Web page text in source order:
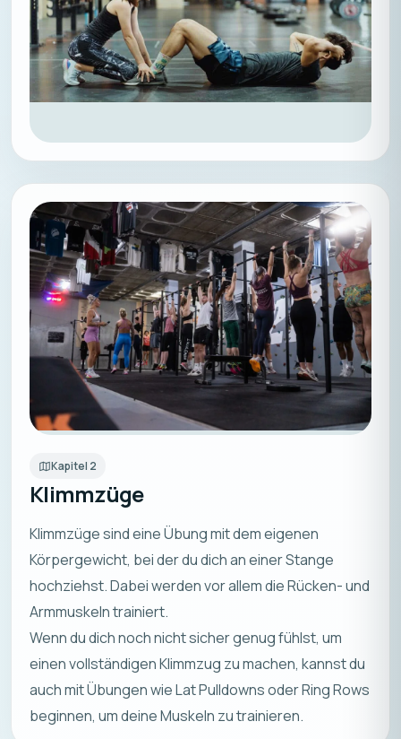
Kapitel 2
Klimmzüge
Klimmzüge sind eine Übung mit dem eigenen
Körpergewicht, bei der du dich an einer Stange
hochziehst. Dabei werden vor allem die Rücken- und
Armmuskeln trainiert.
Wenn du dich noch nicht sicher genug fühlst, um
einen vollständigen Klimmzug zu machen, kannst du
auch mit Übungen wie Lat Pulldowns oder Ring Rows
beginnen, um deine Muskeln zu trainieren.